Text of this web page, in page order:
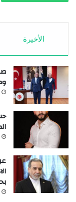
الأخيرة